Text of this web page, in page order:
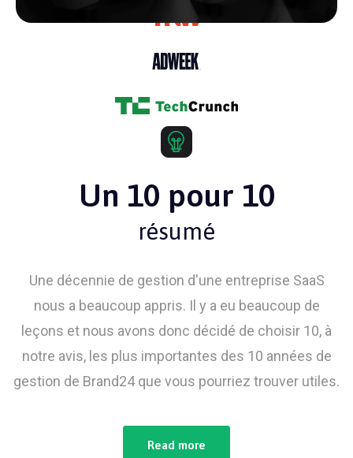
Un 10 pour 10
résumé
Une décennie de gestion d'une entreprise SaaS
nous a beaucoup appris. Il y a eu beaucoup de
leçons et nous avons donc décidé de choisir 10, à
notre avis, les plus importantes des 10 années de
gestion de Brand24 que vous pourriez trouver utiles.
Read more